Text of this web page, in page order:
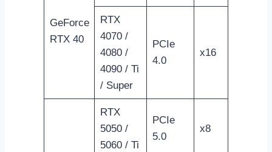
GeForce
RTX 40
RTX
4070 /
4080 /
4090 / Ti
/ Super
PCIe
4.0
x16
RTX
5050 /
5060 / Ti
PCIe
5.0
x8